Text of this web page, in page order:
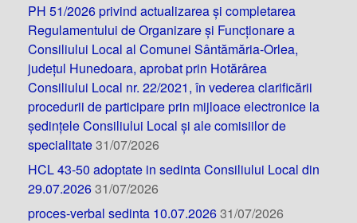
PH 51/2026 privind actualizarea și completarea
Regulamentului de Organizare și Funcționare a
Consiliului Local al Comunei Sântămăria-Orlea,
județul Hunedoara, aprobat prin Hotărârea
Consiliului Local nr. 22/2021, în vederea clarificării
procedurii de participare prin mijloace electronice la
ședințele Consiliului Local și ale comisiilor de
specialitate31/07/2026
HCL 43-50 adoptate in sedinta Consiliului Local din
29.07.202631/07/2026
proces-verbal sedinta 10.07.202631/07/2026